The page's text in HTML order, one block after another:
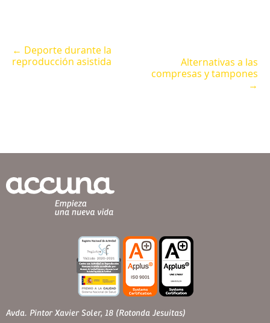
← Deporte durante la
reproducción asistida
Alternativas a las
compresas y tampones
→
Avda. Pintor Xavier Soler, 18 (Rotonda Jesuitas)